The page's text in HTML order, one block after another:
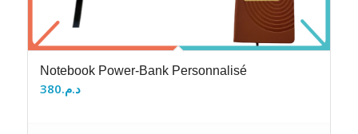
Notebook Power-Bank Personnalisé
د.م.380